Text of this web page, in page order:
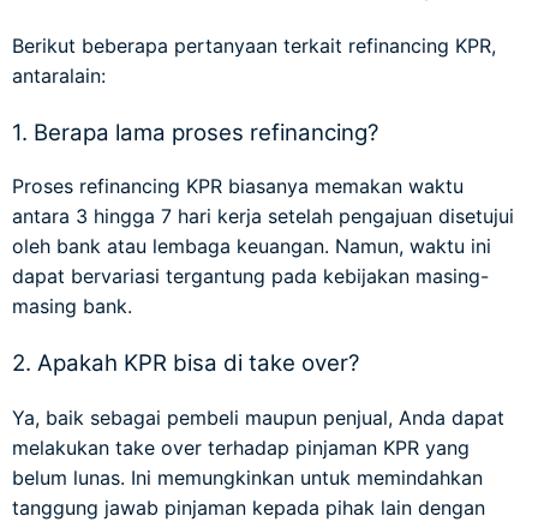
Berikut beberapa pertanyaan terkait refinancing KPR,
antaralain:
1. Berapa lama proses refinancing?
Proses refinancing KPR biasanya memakan waktu
antara 3 hingga 7 hari kerja setelah pengajuan disetujui
oleh bank atau lembaga keuangan. Namun, waktu ini
dapat bervariasi tergantung pada kebijakan masing-
masing bank.
2. Apakah KPR bisa di take over?
Ya, baik sebagai pembeli maupun penjual, Anda dapat
melakukan take over terhadap pinjaman KPR yang
belum lunas. Ini memungkinkan untuk memindahkan
tanggung jawab pinjaman kepada pihak lain dengan